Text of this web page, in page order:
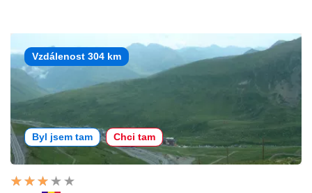
Vzdálenost 304 km
Byl jsem tam Chci tam